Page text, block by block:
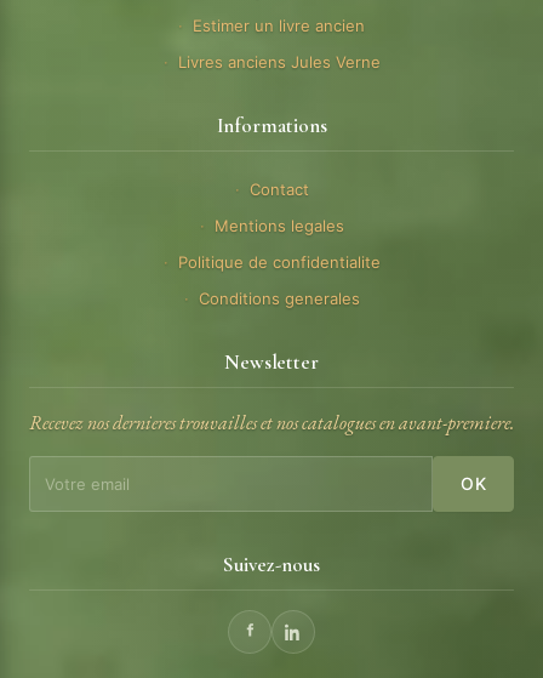
Estimer un livre ancien
Livres anciens Jules Verne
Informations
Contact
Mentions legales
Politique de confidentialite
Conditions generales
Newsletter
Recevez nos dernieres trouvailles et nos catalogues en avant-premiere.
OK
Suivez-nous